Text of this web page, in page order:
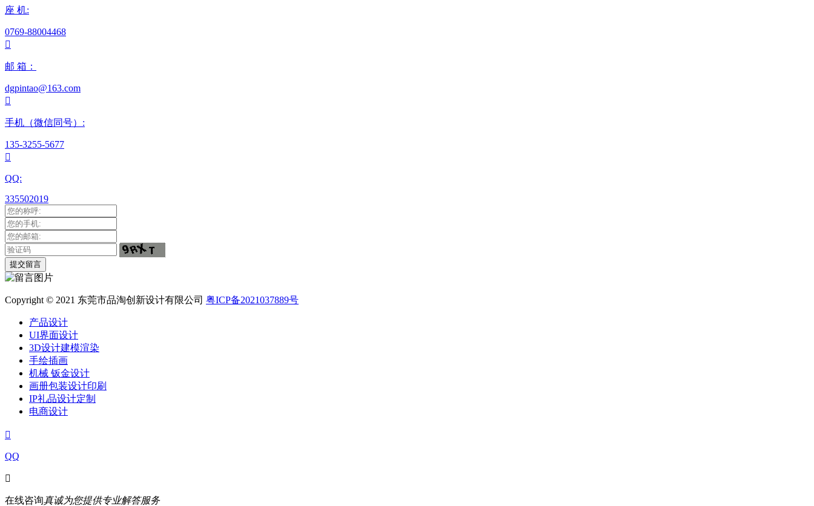
座 机:
0769-88004468

邮 箱：
dgpintao@163.com

手机（微信同号）:
135-3255-5677

QQ:
335502019
Copyright © 2021 东莞市品淘创新设计有限公司 粤ICP备2021037889号
产品设计
UI界面设计
3D设计建模渲染
手绘插画
机械 钣金设计
画册包装设计印刷
IP礼品设计定制
电商设计

QQ

在线咨询真诚为您提供专业解答服务